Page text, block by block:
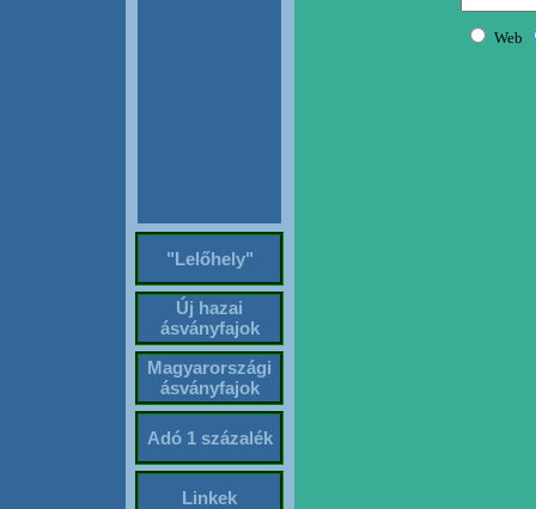
"Lelőhely"
Új hazai
ásványfajok
Magyarországi
ásványfajok
Adó 1 százalék
Linkek